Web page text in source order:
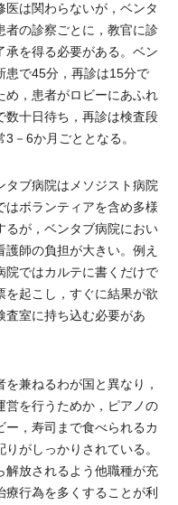
は関わらないが，ベンタ
者の診察ごとに，教官に診
承を得る必要がある。ベン
患で45分，再診は15分で
め，患者がロビーにあふれ
数十日待ち，再診は検査段
－6か月ごととなる。
ブ病院はメソジスト病院
はボランティアを含め多様
るが，ベンタブ病院におい
師の負担が大きい。例え
院ではカルテに書くだけで
を起こし，すぐに結果が欲
査室に持ち込む必要があ
兼ねるわが国と異なり，
営を行うためか，ピアノの
，寿司まで食べられるカ
がしっかりされている。
解放されるよう他職種が充
行為を多くすることが利